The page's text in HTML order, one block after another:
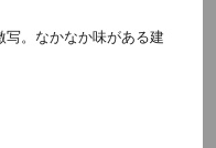
。なかなか味がある建